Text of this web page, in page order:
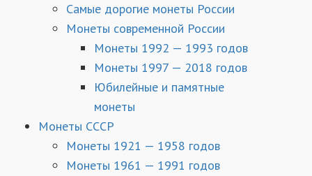
Самые дорогие монеты России
Монеты современной России
Монеты 1992 — 1993 годов
Монеты 1997 — 2018 годов
Юбилейные и памятные
монеты
Монеты СССР
Монеты 1921 — 1958 годов
Монеты 1961 — 1991 годов